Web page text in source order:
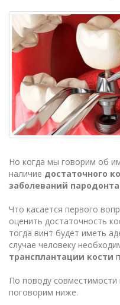
Но когда мы говорим об
наличие достаточного
заболеваний
Что касается первого
оценить достаточность
тогда винт будет иметь
случае человеку
трансплантации кости
По поводу
поговорим ниже.